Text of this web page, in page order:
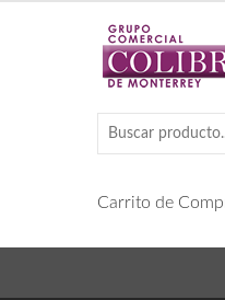
Carrito de